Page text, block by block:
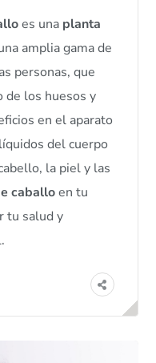
es una planta
amplia gama de
personas, que
de los huesos y
en el aparato
del cuerpo
la piel y las
caballoen tu
tu salud y